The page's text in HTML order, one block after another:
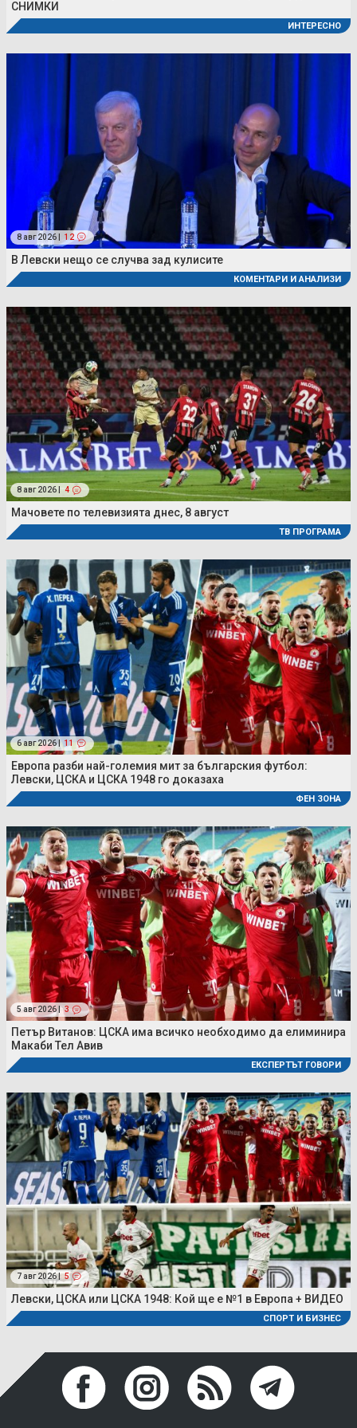
СНИМКИ
ИНТЕРЕСНО
8 авг 2026 | 12
В Левски нещо се случва зад кулисите
КОМЕНТАРИ И АНАЛИЗИ
8 авг 2026 | 4
Мачовете по телевизията днес, 8 август
ТВ ПРОГРАМА
6 авг 2026 | 11
Европа разби най-големия мит за българския футбол:
Левски, ЦСКА и ЦСКА 1948 го доказаха
ФЕН ЗОНА
5 авг 2026 | 3
Петър Витанов: ЦСКА има всичко необходимо да елиминира
Макаби Тел Авив
ЕКСПЕРТЪТ ГОВОРИ
7 авг 2026 | 5
Левски, ЦСКА или ЦСКА 1948: Кой ще е №1 в Европа + ВИДЕО
СПОРТ И БИЗНЕС